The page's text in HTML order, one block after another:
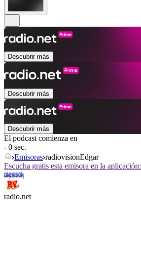
Descubrir más
Descubrir más
Descubrir más
El podcast comienza en
- 0 sec.
Emisoras radiovisionEdgar
Escucha gratis esta emisora en la aplicación:
radio.net